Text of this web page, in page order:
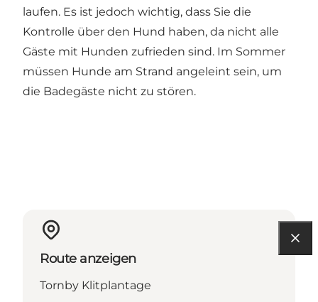
laufen. Es ist jedoch wichtig, dass Sie die
Kontrolle über den Hund haben, da nicht alle
Gäste mit Hunden zufrieden sind. Im Sommer
müssen Hunde am Strand angeleint sein, um
die Badegäste nicht zu stören.
Route anzeigen
Tornby Klitplantage